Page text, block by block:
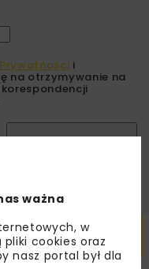
i
na otrzymywanie na
ważna
w
pliki cookies oraz
nasz portal był dla